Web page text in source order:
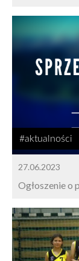
#aktualności
27.06.2023
Ogłoszenie o